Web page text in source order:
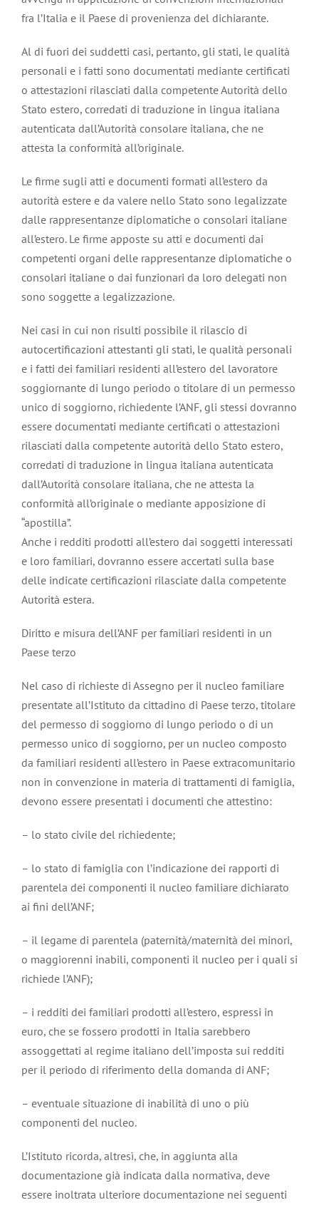
fra l’Italia e il Paese di provenienza del dichiarante.
Al di fuori dei suddetti casi, pertanto, gli stati, le qualità
personali e i fatti sono documentati mediante certificati
o attestazioni rilasciati dalla competente Autorità dello
Stato estero, corredati di traduzione in lingua italiana
autenticata dall’Autorità consolare italiana, che ne
attesta la conformità all’originale.
Le firme sugli atti e documenti formati all’estero da
autorità estere e da valere nello Stato sono legalizzate
dalle rappresentanze diplomatiche o consolari italiane
all’estero. Le firme apposte su atti e documenti dai
competenti organi delle rappresentanze diplomatiche o
consolari italiane o dai funzionari da loro delegati non
sono soggette a legalizzazione.
Nei casi in cui non risulti possibile il rilascio di
autocertificazioni attestanti gli stati, le qualità personali
e i fatti dei familiari residenti all’estero del lavoratore
soggiornante di lungo periodo o titolare di un permesso
unico di soggiorno, richiedente l’ANF, gli stessi dovranno
essere documentati mediante certificati o attestazioni
rilasciati dalla competente autorità dello Stato estero,
corredati di traduzione in lingua italiana autenticata
dall’Autorità consolare italiana, che ne attesta la
conformità all’originale o mediante apposizione di
“apostilla”.
Anche i redditi prodotti all’estero dai soggetti interessati
e loro familiari, dovranno essere accertati sulla base
delle indicate certificazioni rilasciate dalla competente
Autorità estera.
Diritto e misura dell’ANF per familiari residenti in un
Paese terzo
Nel caso di richieste di Assegno per il nucleo familiare
presentate all’Istituto da cittadino di Paese terzo, titolare
del permesso di soggiorno di lungo periodo o di un
permesso unico di soggiorno, per un nucleo composto
da familiari residenti all’estero in Paese extracomunitario
non in convenzione in materia di trattamenti di famiglia,
devono essere presentati i documenti che attestino:
– lo stato civile del richiedente;
– lo stato di famiglia con l’indicazione dei rapporti di
parentela dei componenti il nucleo familiare dichiarato
ai fini dell’ANF;
– il legame di parentela (paternità/maternità dei minori,
o maggiorenni inabili, componenti il nucleo per i quali si
richiede l’ANF);
– i redditi dei familiari prodotti all’estero, espressi in
euro, che se fossero prodotti in Italia sarebbero
assoggettati al regime italiano dell’imposta sui redditi
per il periodo di riferimento della domanda di ANF;
– eventuale situazione di inabilità di uno o più
componenti del nucleo.
L’Istituto ricorda, altresì, che, in aggiunta alla
documentazione già indicata dalla normativa, deve
essere inoltrata ulteriore documentazione nei seguenti